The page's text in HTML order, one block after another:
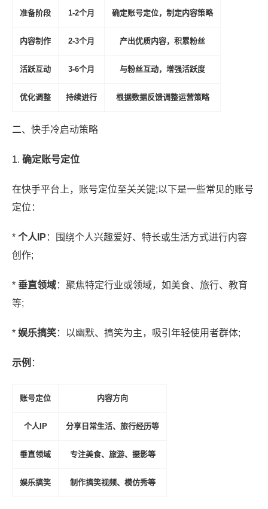
准备阶段 1-2个月 确定账号定位，制定内容策略
内容制作 2-3个月 产出优质内容，积累粉丝
活跃互动 3-6个月 与粉丝互动，增强活跃度
优化调整 持续进行 根据数据反馈调整运营策略
二、快手冷启动策略
1. 确定账号定位
在快手平台上，账号定位至关关键;以下是一些常见的账号
定位：
* 个人IP ：围绕个人兴趣爱好、特长或生活方式进行内容
创作;
* 垂直领域：聚焦特定行业或领域，如美食、旅行、教育
等;
* 娱乐搞笑：以幽默、搞笑为主，吸引年轻使用者群体;
示例 ：
账号定位 内容方向
个人IP 分享日常生活、旅行经历等
垂直领域 专注美食、旅游、摄影等
娱乐搞笑 制作搞笑视频、模仿秀等